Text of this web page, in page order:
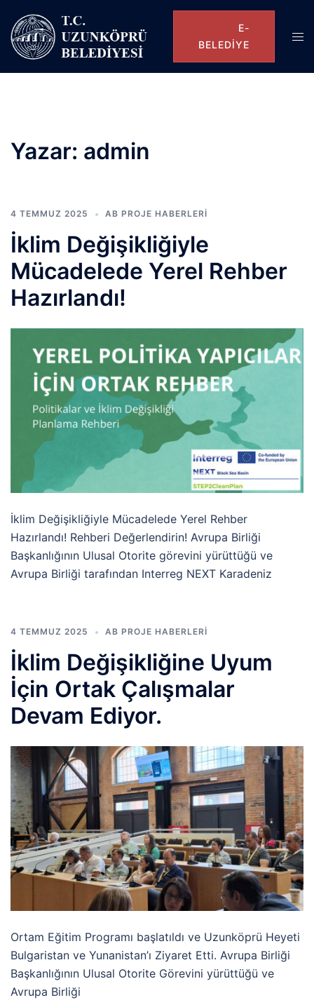
E-
BELEDIYE
Yazar: admin
4 TEMMUZ 2025 AB PROJE HABERLERI
İklim Değişikliğiyle
Mücadelede Yerel Rehber
Hazırlandı!
İklim Değişikliğiyle Mücadelede Yerel Rehber
Hazırlandı! Rehberi Değerlendirin! Avrupa Birliği
Başkanlığının Ulusal Otorite görevini yürüttüğü ve
Avrupa Birliği tarafından Interreg NEXT Karadeniz
4 TEMMUZ 2025 AB PROJE HABERLERI
İklim Değişikliğine Uyum
İçin Ortak Çalışmalar
Devam Ediyor.
Ortam Eğitim Programı başlatıldı ve Uzunköprü Heyeti
Bulgaristan ve Yunanistan’ı Ziyaret Etti. Avrupa Birliği
Başkanlığının Ulusal Otorite Görevini yürüttüğü ve
Avrupa Birliği